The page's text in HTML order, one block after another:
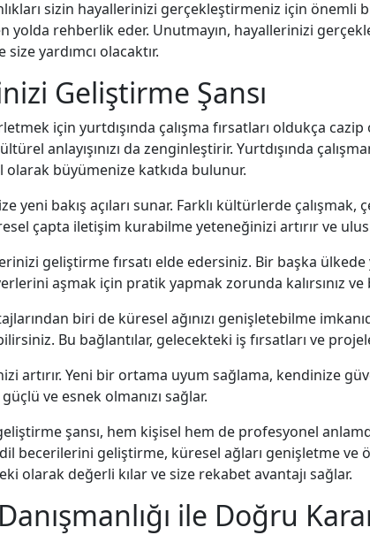
sizin hayallerinizi gerçekleştirmeniz için
yolda rehberlik eder. Unutmayın, hayallerinizi
yardımcı olacaktır.
Geliştirme Şansı
için yurtdışında çalışma fırsatları oldukça
anlayışınızı da zenginleştirir. Yurtdışında
büyümenize katkıda bulunur.
yeni bakış açıları sunar. Farklı kültürlerde
çapta iletişim kurabilme yeteneğinizi artırır ve
geliştirme fırsatı elde edersiniz. Bir başka
aşmak için pratik yapmak zorunda kalırsınız
biri de küresel ağınızı genişletebilme
Bu bağlantılar, gelecekteki iş fırsatları ve
artırır. Yeni bir ortama uyum sağlama, kendinize
ve esnek olmanızı sağlar.
şansı, hem kişisel hem de profesyonel
dil becerilerini geliştirme, küresel ağları genişletme ve
olarak değerli kılar ve size rekabet avantajı sağlar.
ile Doğru